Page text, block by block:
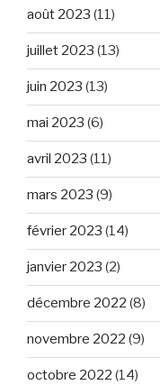
août 2023 (11)
juillet 2023 (13)
juin 2023 (13)
mai 2023 (6)
avril 2023 (11)
mars 2023 (9)
février 2023 (14)
janvier 2023 (2)
décembre 2022 (8)
novembre 2022 (9)
octobre 2022 (14)